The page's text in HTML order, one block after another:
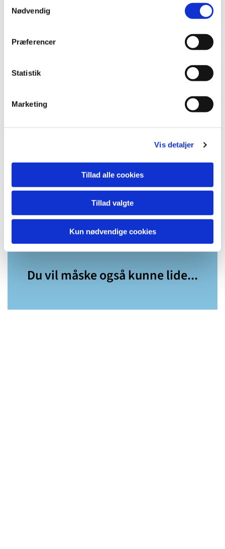
Nødvendig
Præferencer
Statistik
Marketing
Vis detaljer
Tillad alle cookies
Tillad valgte
Kun nødvendige cookies
kontakt Dan
Du vil måske også kunne lide...